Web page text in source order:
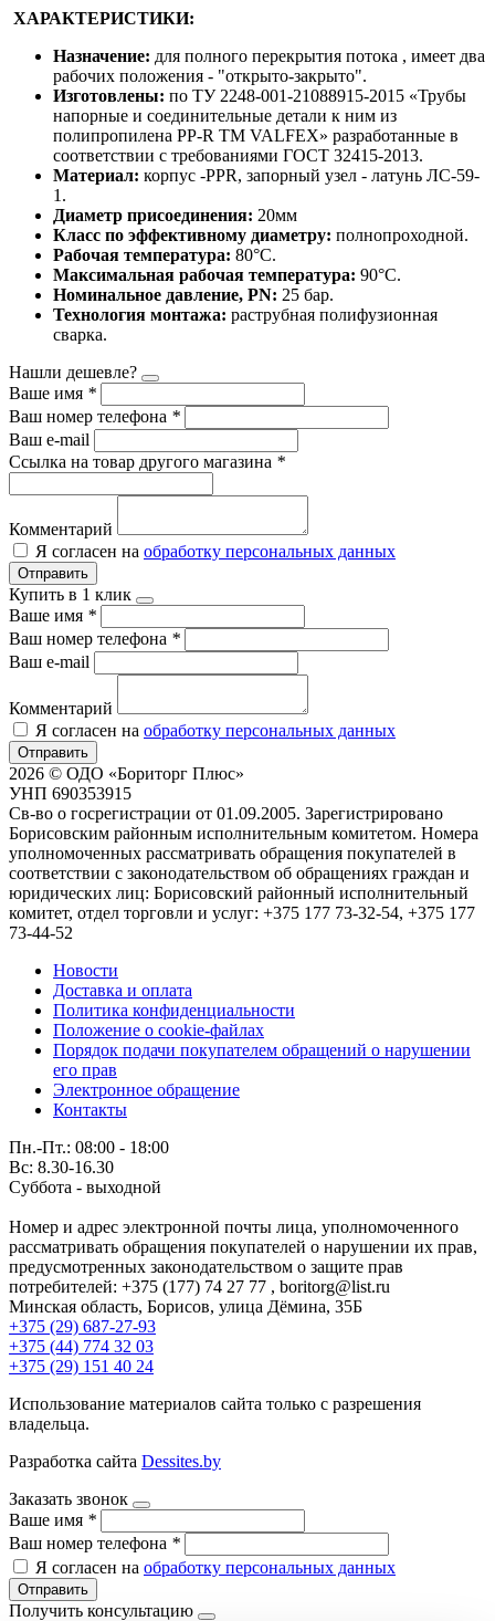
ХАРАКТЕРИСТИКИ:
Назначение: для полного перекрытия потока , имеет два
рабочих положения - "открыто-закрыто".
Изготовлены: по ТУ 2248-001-21088915-2015 «Трубы
напорные и соединительные детали к ним из
полипропилена PP-R ТМ VALFEX» разработанные в
соответствии с требованиями ГОСТ 32415-2013.
Материал: корпус -PPR, запорный узел - латунь ЛС-59-
1.
Диаметр присоединения: 20мм
Класс по эффективному диаметру: полнопроходной.
Рабочая температура: 80°С.
Максимальная рабочая температура: 90°С.
Номинальное давление, PN: 25 бар.
Технология монтажа: раструбная полифузионная
сварка.
Нашли дешевле?
Ваше имя *
Ваш номер телефона *
Ваш e-mail
Ссылка на товар другого магазина *
Комментарий
Я согласен на обработку персональных данных
Отправить
Купить в 1 клик
Ваше имя *
Ваш номер телефона *
Ваш e-mail
Комментарий
Я согласен на обработку персональных данных
Отправить
2026 © ОДО «Бориторг Плюс»
УНП 690353915
Св-во о госрегистрации от 01.09.2005. Зарегистрировано
Борисовским районным исполнительным комитетом. Номера
уполномоченных рассматривать обращения покупателей в
соответствии с законодательством об обращениях граждан и
юридических лиц: Борисовский районный исполнительный
комитет, отдел торговли и услуг: +375 177 73-32-54, +375 177
73-44-52
Новости
Доставка и оплата
Политика конфиденциальности
Положение о cookie-файлах
Порядок подачи покупателем обращений о нарушении
его прав
Электронное обращение
Контакты
Пн.-Пт.: 08:00 - 18:00
Вс: 8.30-16.30
Суббота - выходной
Номер и адрес электронной почты лица, уполномоченного
рассматривать обращения покупателей о нарушении их прав,
предусмотренных законодательством о защите прав
потребителей: +375 (177) 74 27 77 , boritorg@list.ru
Минская область, Борисов, улица Дёмина, 35Б
+375 (29) 687-27-93
+375 (44) 774 32 03
+375 (29) 151 40 24
Использование материалов сайта только с разрешения
владельца.
Разработка сайта Dessites.by
Заказать звонок
Ваше имя *
Ваш номер телефона *
Я согласен на обработку персональных данных
Отправить
Получить консультацию